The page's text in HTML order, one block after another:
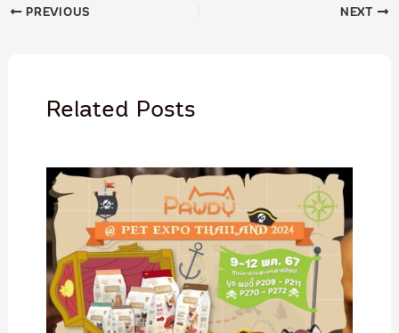
PREVIOUS NEXT
Related Posts